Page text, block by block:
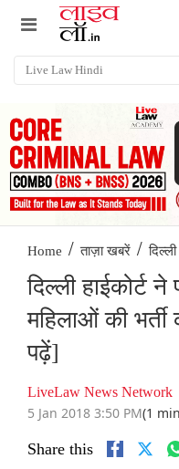
Home / ताज़ा खबरें /
दिल्ली हाईकोर्ट
महिलाओं की भर्ती
पढ़ें]
LiveLaw News Network
5 Jan 2018 3:50 PM(1
Share this